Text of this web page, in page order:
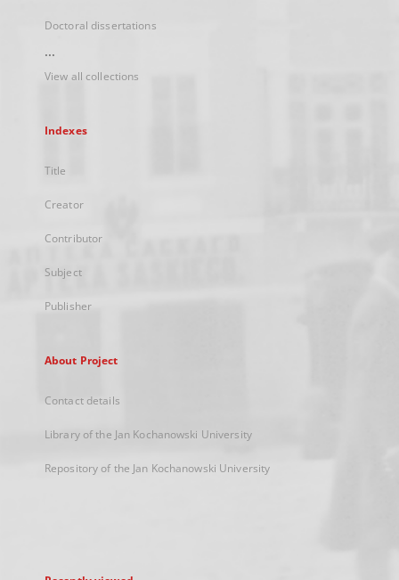
Doctoral dissertations
...
View all collections
Indexes
Title
Creator
Contributor
Subject
Publisher
About Project
Contact details
Library of the Jan Kochanowski University
Repository of the Jan Kochanowski University